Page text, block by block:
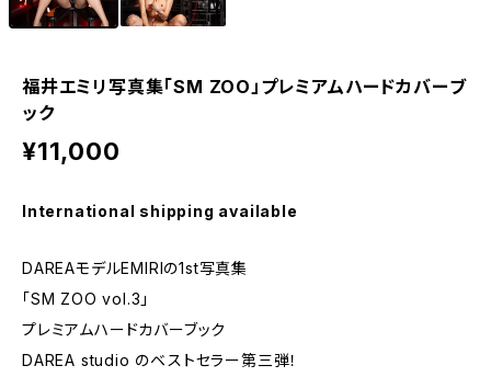
福井エミリ写真集「SM ZOO」プレミアムハードカバーブ
ック
¥11,000
International shipping available
DAREAモデルEMIRIの1st写真集
「SM ZOO vol.3」
プレミアムハードカバーブック
DAREA studio のベストセラー第三弾！